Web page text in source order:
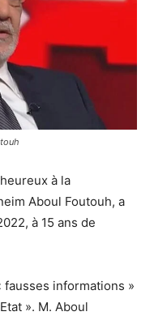
à la
Aboul Foutouh, a
à 15 ans de
informations »
». M. Aboul